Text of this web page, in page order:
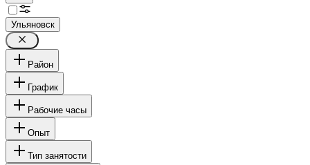
Ульяновск
Район
График
Рабочие часы
Опыт
Тип занятости